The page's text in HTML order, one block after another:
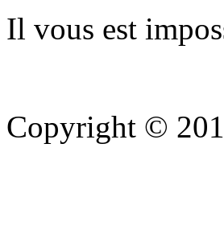
Il vous est
Copyright ©